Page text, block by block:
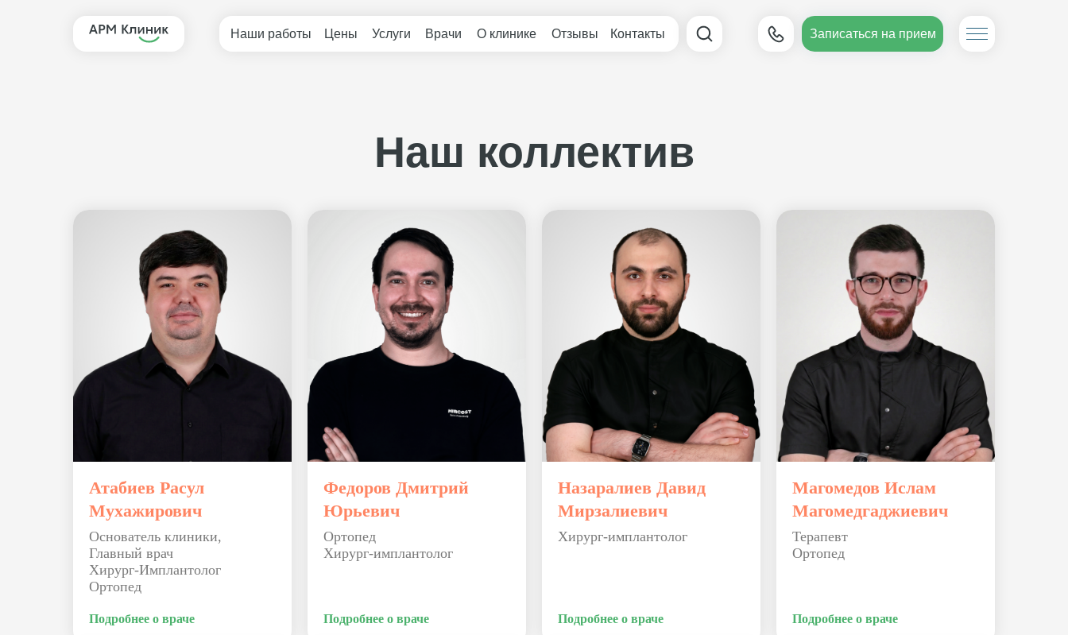
Записаться на прием
Контакты
Наши работы Отзывы
О клинике
Врачи
Цены Услуги
Наш коллектив
Атабиев Расул
Мухажирович
Основатель клиники,
Главный врач
Хирург-Имплантолог
Ортопед
Подробнее о враче
Федоров Дмитрий
Юрьевич
Ортопед
Хирург-имплантолог
Подробнее о враче
Назаралиев Давид
Мирзалиевич
Хирург-имплантолог
Подробнее о враче
Магомедов Ислам
Магомедгаджиевич
Терапевт
Ортопед
Подробнее о враче